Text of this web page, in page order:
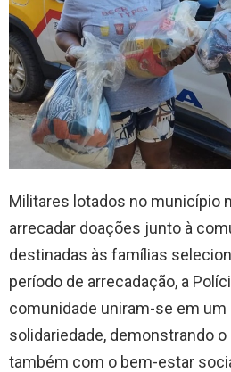
Militares lotados no município
arrecadar doações junto à
destinadas às famílias
período de arrecadação, a
comunidade uniram-se em um
solidariedade, demonstrando
também com o bem-estar